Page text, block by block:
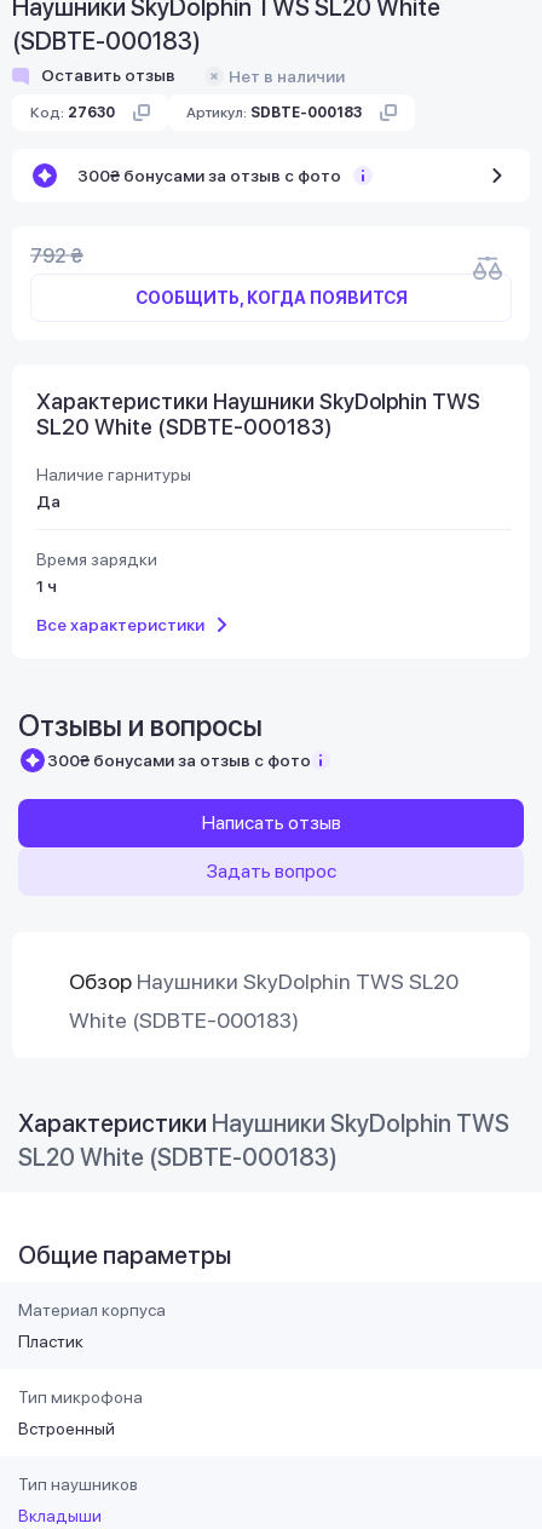
Наушники SkyDolphin TWS SL20 White
(SDBTE-000183)
Оставить отзыв Нет в наличии
Код: 27630 Артикул: SDBTE-000183
300₴ бонусами за отзыв с фото
792 ₴
СООБЩИТЬ, КОГДА ПОЯВИТСЯ
Характеристики Наушники SkyDolphin TWS
SL20 White (SDBTE-000183)
Наличие гарнитуры
Да
Время зарядки
1 ч
Все характеристики
Отзывы и вопросы
300₴ бонусами за отзыв с фото
Написать отзыв
Задать вопрос
Обзор Наушники SkyDolphin TWS SL20
White (SDBTE-000183)
Характеристики Наушники SkyDolphin TWS
SL20 White (SDBTE-000183)
Общие параметры
Материал корпуса
Пластик
Тип микрофона
Встроенный
Тип наушников
Вкладыши